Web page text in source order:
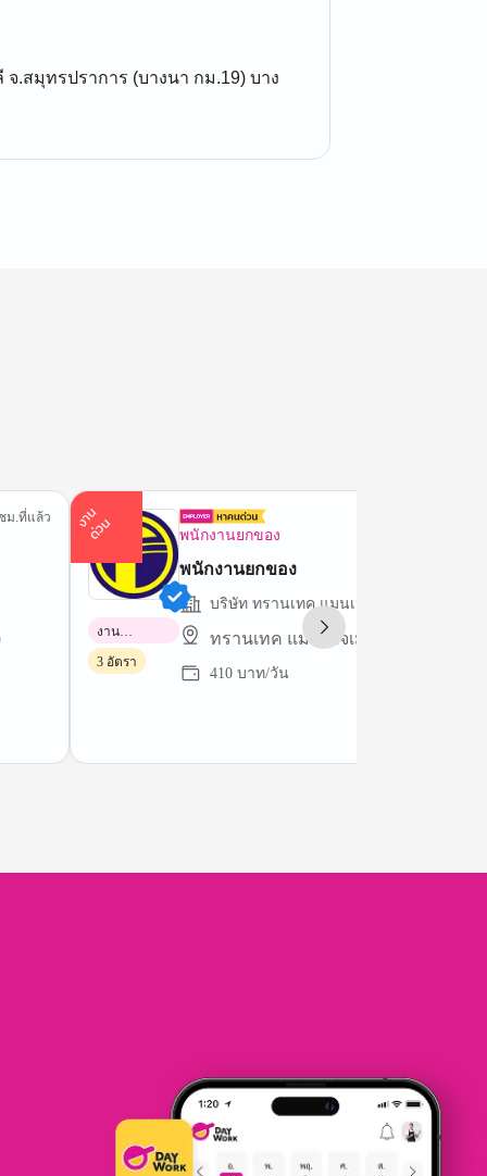
.สมุทรปราการ (บางนา กม.19) บาง
ม.ที่แล้ว ง
า
น
ด่
ว
น พนักงานยกของ
พนักงานยกของ
บริษัท ทรานเทค แมนเนจเม้นท์ กรุ๊ปส์ จำกั
ทรานเทค แมนเนจเม้นท์ กรุ๊ปส์ จำกัด
410 บาท/วัน
งาน
พาร์ทไทม์
3 อัตรา